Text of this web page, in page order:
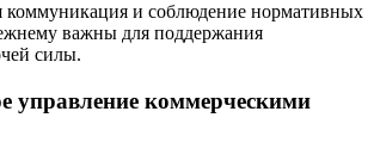
коммуникация и соблюдение нормативных
важны для поддержания
силы.
управление коммерческими